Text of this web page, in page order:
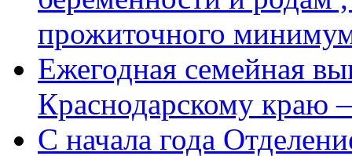
прожиточного
Ежегодная семейная
Краснодарскому краю
С начала года